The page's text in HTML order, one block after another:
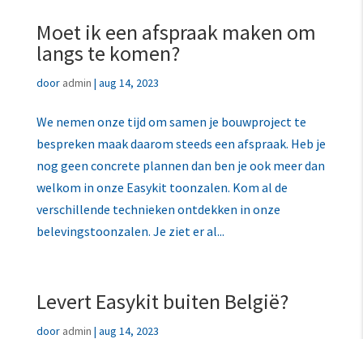
Moet ik een afspraak maken om
langs te komen?
door admin | aug 14, 2023
We nemen onze tijd om samen je bouwproject te
bespreken maak daarom steeds een afspraak. Heb je
nog geen concrete plannen dan ben je ook meer dan
welkom in onze Easykit toonzalen. Kom al de
verschillende technieken ontdekken in onze
belevingstoonzalen. Je ziet er al...
Levert Easykit buiten België?
door admin | aug 14, 2023